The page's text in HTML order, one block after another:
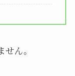
ん。